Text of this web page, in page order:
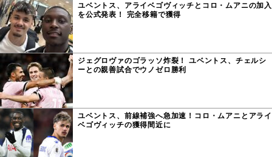
ユベントス、アライベゴヴィッチとコロ・ムアニの加入
を公式発表！ 完全移籍で獲得
ジェグロヴァのゴラッソ炸裂！ ユベントス、チェルシ
ーとの親善試合でウノゼロ勝利
ユベントス、前線補強へ急加速！コロ・ムアニとアライ
ベゴヴィッチの獲得間近に